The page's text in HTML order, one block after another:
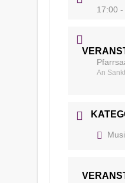
17:00
An